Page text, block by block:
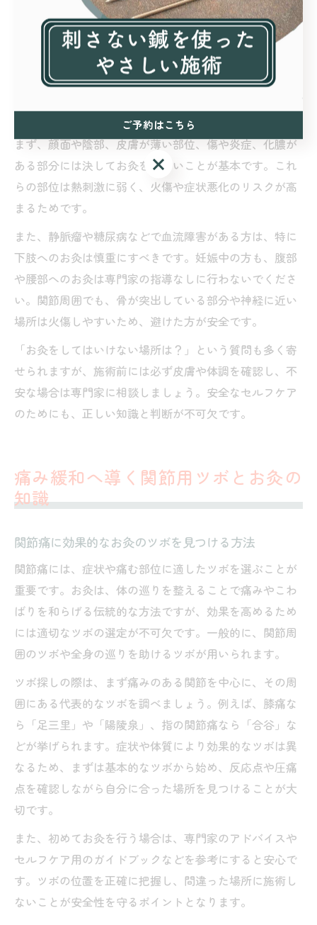
ブルが減った」といった体験談もあります。無理をせ
ず、少しずつ体調や肌の状態に合わせて調整していくこ
とが、長く続けるコツです。
お灸には施術を避けるべき場所がいくつか存在します。
まず、顔面や陰部、皮膚が薄い部位、傷や炎症、化膿が
ある部分には決してお灸をしないことが基本です。これ
らの部位は熱刺激に弱く、火傷や症状悪化のリスクが高
まるためです。
また、静脈瘤や糖尿病などで血流障害がある方は、特に
下肢へのお灸は慎重にすべきです。妊娠中の方も、腹部
や腰部へのお灸は専門家の指導なしに行わないでくださ
い。関節周囲でも、骨が突出している部分や神経に近い
場所は火傷しやすいため、避けた方が安全です。
「お灸をしてはいけない場所は？」という質問も多く寄
せられますが、施術前には必ず皮膚や体調を確認し、不
安な場合は専門家に相談しましょう。安全なセルフケア
のためにも、正しい知識と判断が不可欠です。
痛み緩和へ導く関節用ツボとお灸の
知識
関節痛に効果的なお灸のツボを見つける方法
関節痛には、症状や痛む部位に適したツボを選ぶことが
重要です。お灸は、体の巡りを整えることで痛みやこわ
ばりを和らげる伝統的な方法ですが、効果を高めるため
には適切なツボの選定が不可欠です。一般的に、関節周
囲のツボや全身の巡りを助けるツボが用いられます。
ツボ探しの際は、まず痛みのある関節を中心に、その周
囲にある代表的なツボを調べましょう。例えば、膝痛な
ら「足三里」や「陽陵泉」、指の関節痛なら「合谷」な
どが挙げられます。症状や体質により効果的なツボは異
なるため、まずは基本的なツボから始め、反応点や圧痛
点を確認しながら自分に合った場所を見つけることが大
切です。
また、初めてお灸を行う場合は、専門家のアドバイスや
セルフケア用のガイドブックなどを参考にすると安心で
す。ツボの位置を正確に把握し、間違った場所に施術し
ないことが安全性を守るポイントとなります。
ご予約はこちら
ご予約はこちら